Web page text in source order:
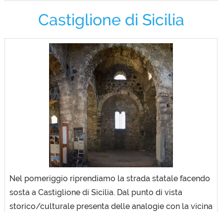
Castiglione di Sicilia
Nel pomeriggio riprendiamo la strada statale facendo
sosta a Castiglione di Sicilia. Dal punto di vista
storico/culturale presenta delle analogie con la vicina